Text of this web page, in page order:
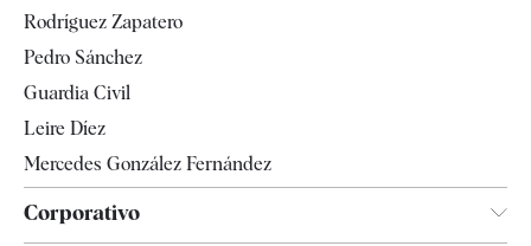
Televisión
Rodríguez Zapatero
Pedro Sánchez
Guardia Civil
Leire Díez
Mercedes González Fernández
Corporativo